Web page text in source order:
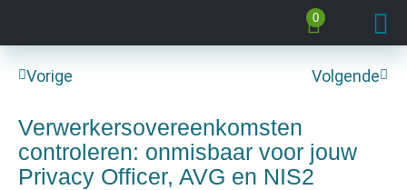
0
Vorige Volgende
Verwerkersovereenkomsten
controleren: onmisbaar voor jouw
Privacy Officer, AVG en NIS2